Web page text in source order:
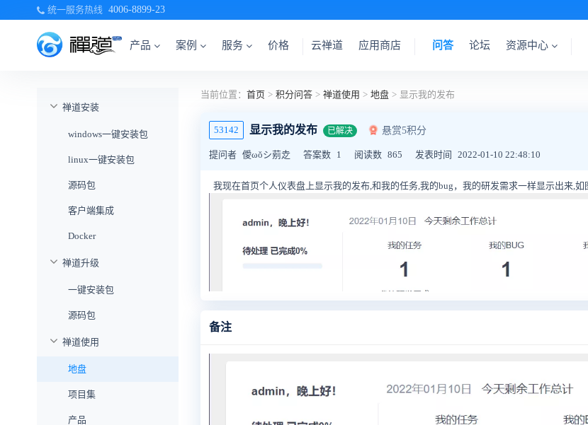
统一服务热线 4006-8899-23
产品 案例 服务 价格 云禅道 应用商店 问答 论坛 资源中心
禅道安装
windows一键安装包
linux一键安装包
源码包
客户端集成
Docker
禅道升级
一键安装包
源码包
禅道使用
地盘
项目集
产品
当前位置： 首页 > 积分问答 > 禅道使用 > 地盘 > 显示我的发布
53142 显示我的发布 已解决 悬赏5积分
提问者 僾ωǒシ莂赱 答案数 1 阅读数 865 发表时间 2022-01-10 22:48:10
我现在首页个人仪表盘上显示我的发布,和我的任务,我的bug，我的研发需求一样显示出来,如
备注